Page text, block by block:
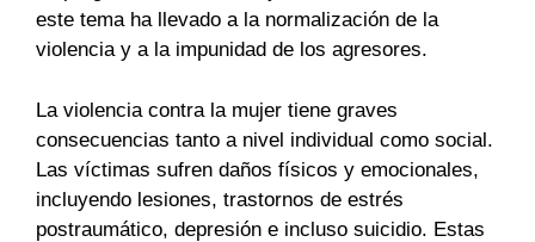
este tema ha llevado a la normalización de la
violencia y a la impunidad de los agresores.
La violencia contra la mujer tiene graves
consecuencias tanto a nivel individual como social.
Las víctimas sufren daños físicos y emocionales,
incluyendo lesiones, trastornos de estrés
postraumático, depresión e incluso suicidio. Estas